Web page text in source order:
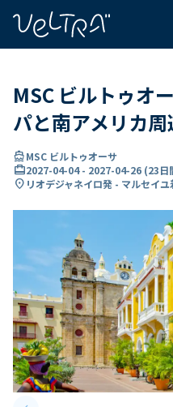
MSC ビルトゥオ
パと南アメリカ
directions_boatMSC ビルトゥオーサ
card_travel2027-04-04- 2027-04-26 (23日
location_on リオデジャネイロ発 - マルセイユ